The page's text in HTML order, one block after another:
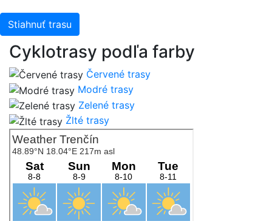
Stiahnuť trasu
Cyklotrasy podľa farby
Červené trasy
Modré trasy
Zelené trasy
Žlté trasy